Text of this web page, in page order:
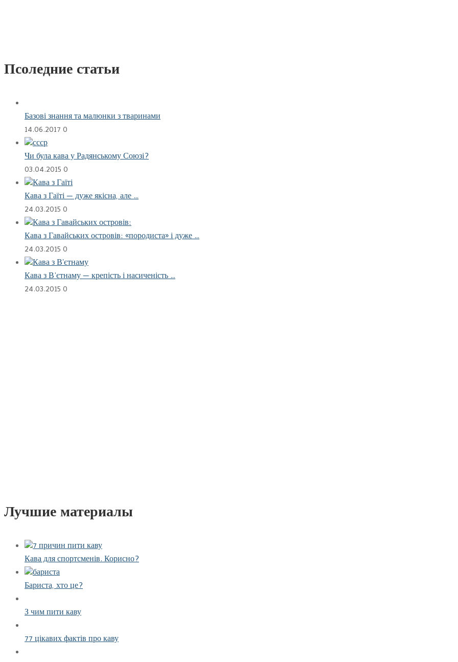
Псоледние статьи
Базові знання та малюнки з тваринами
14.06.20170
Чи була кава у Радянському Союзі?
03.04.20150
Кава з Гаїті — дуже якісна, але …
24.03.20150
Кава з Гавайських островів: «породиста» і дуже …
24.03.20150
Кава з В’єтнаму — крепість і насиченість …
24.03.20150
Лучшие материалы
Кава для спортсменів. Корисно?
Бариста, хто це?
З чим пити каву
77 цікавих фактів про каву